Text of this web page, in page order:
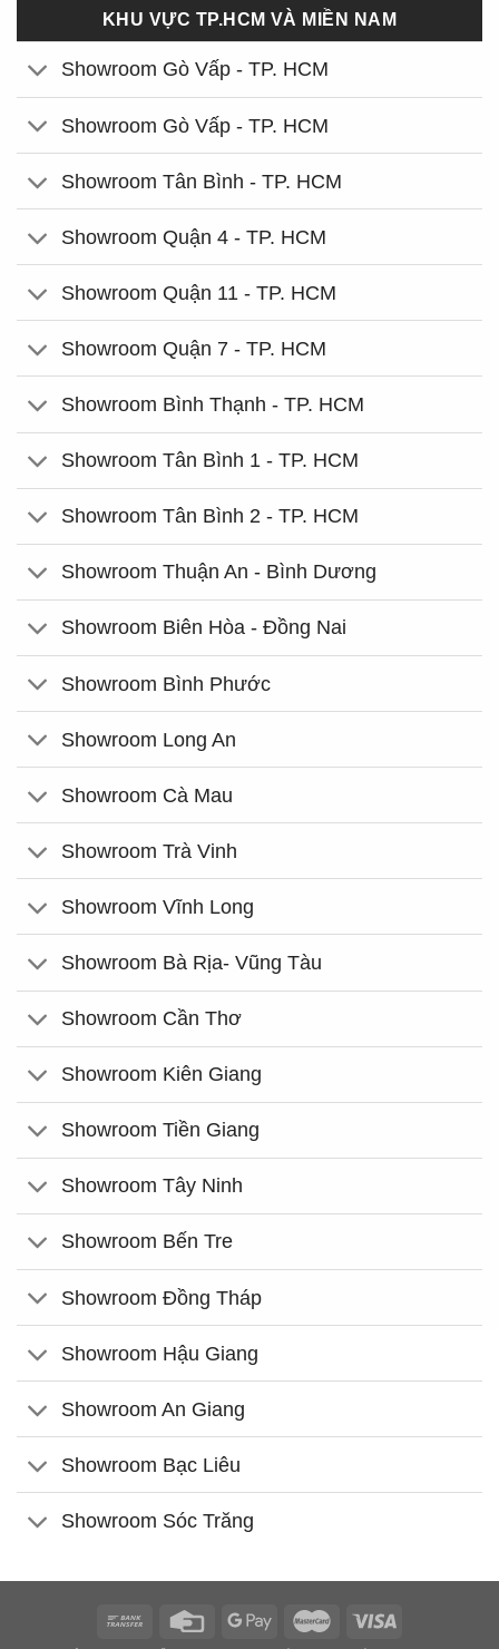
KHU VỰC TP.HCM VÀ MIỀN NAM
Showroom Gò Vấp - TP. HCM
Showroom Gò Vấp - TP. HCM
Showroom Tân Bình - TP. HCM
Showroom Quận 4 - TP. HCM
Showroom Quận 11 - TP. HCM
Showroom Quận 7 - TP. HCM
Showroom Bình Thạnh - TP. HCM
Showroom Tân Bình 1 - TP. HCM
Showroom Tân Bình 2 - TP. HCM
Showroom Thuận An - Bình Dương
Showroom Biên Hòa - Đồng Nai
Showroom Bình Phước
Showroom Long An
Showroom Cà Mau
Showroom Trà Vinh
Showroom Vĩnh Long
Showroom Bà Rịa- Vũng Tàu
Showroom Cần Thơ
Showroom Kiên Giang
Showroom Tiền Giang
Showroom Tây Ninh
Showroom Bến Tre
Showroom Đồng Tháp
Showroom Hậu Giang
Showroom An Giang
Showroom Bạc Liêu
Showroom Sóc Trăng